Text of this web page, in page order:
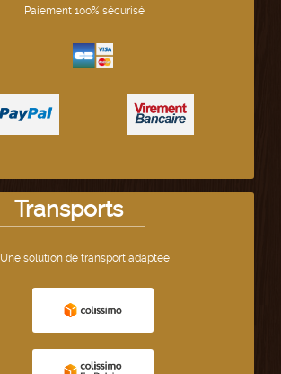
Paiement 100% sécurisé
Transports
Une solution de transport adaptée